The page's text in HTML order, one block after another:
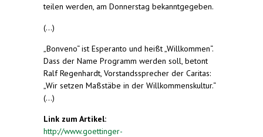
teilen werden, am Donnerstag bekanntgegeben.
(...)
„Bonveno“ ist Esperanto und heißt „Willkommen“.
Dass der Name Programm werden soll, betont
Ralf Regenhardt, Vorstandssprecher der Caritas:
„Wir setzen Maßstäbe in der Willkommenskultur.“
(...)
Link zum Artikel:
http://www.goettinger-